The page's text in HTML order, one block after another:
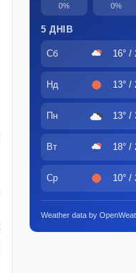
0% 0%
5 ДНІВ
Сб 16° /
Нд 13° /
Пн 13° /
Вт 18° /
Ср 10° /
Weather data by